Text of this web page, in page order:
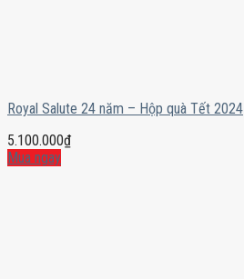
Royal Salute 24 năm – Hộp quà Tết 2024
5.100.000₫
Mua ngay